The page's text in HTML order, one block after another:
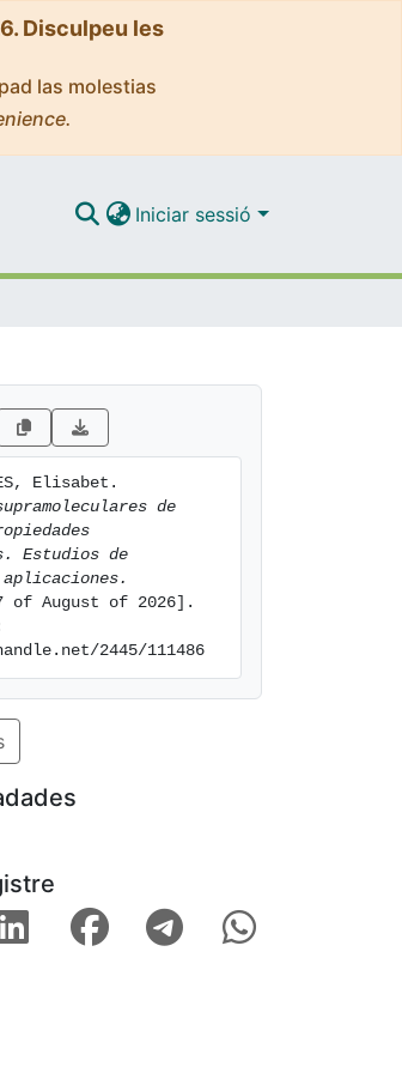
Disculpeu les
las molestias
Iniciar sessió
de
Estudios de
of August of 2026].
2445/111486